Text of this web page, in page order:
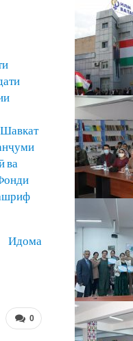
ва
Идома
0